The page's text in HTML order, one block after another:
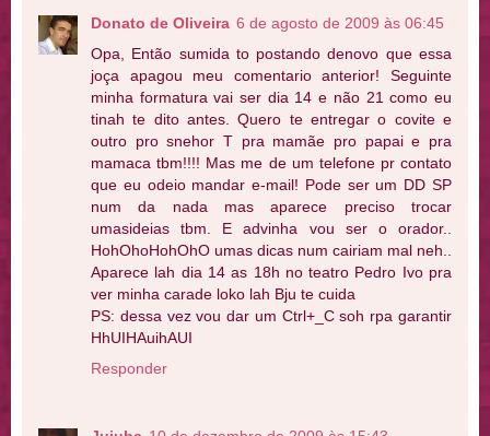
Donato de Oliveira 6 de agosto de 2009 às 06:45
Opa, Então sumida to postando denovo que essa
joça apagou meu comentario anterior! Seguinte
minha formatura vai ser dia 14 e não 21 como eu
tinah te dito antes. Quero te entregar o covite e
outro pro snehor T pra mamãe pro papai e pra
mamaca tbm!!!! Mas me de um telefone pr contato
que eu odeio mandar e-mail! Pode ser um DD SP
num da nada mas aparece preciso trocar
umasideias tbm. E advinha vou ser o orador..
HohOhoHohOhO umas dicas num cairiam mal neh..
Aparece lah dia 14 as 18h no teatro Pedro Ivo pra
ver minha carade loko lah Bju te cuida
PS: dessa vez vou dar um Ctrl+_C soh rpa garantir
HhUIHAuihAUI
Responder